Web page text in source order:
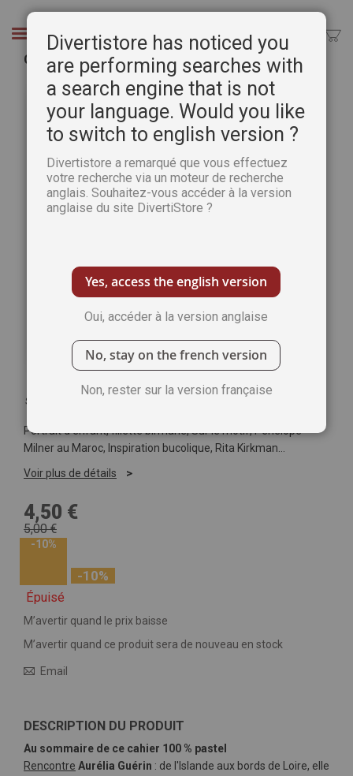
Chercher
Cahier Spécial Pastel n°27 - Pratique des Arts
Passer
galerie
d’images
Soyez le premier à commenter ce produit
Portrait d'enfant, fillette birmane, Sur le motif, Pénélope
Milner au Maroc, Inspiration bucolique, Rita Kirkman…
Voir plus de détails
4,50 €
5,00 €
-10%
-10%
Épuisé
M’avertir quand le prix baisse
M’avertir quand ce produit sera de nouveau en stock
Email
DESCRIPTION DU PRODUIT
Au sommaire de ce cahier 100 % pastel
Rencontre Aurélia Guérin : de l'Islande aux bords de Loire, elle
Divertistore has noticed you
are performing searches with
a search engine that is not
your language. Would you like
to switch to english version ?
Divertistore a remarqué que vous effectuez
votre recherche via un moteur de recherche
anglais. Souhaitez-vous accéder à la version
anglaise du site DivertiStore ?
Yes, access the english version
Oui, accéder à la version anglaise
No, stay on the french version
Non, rester sur la version française